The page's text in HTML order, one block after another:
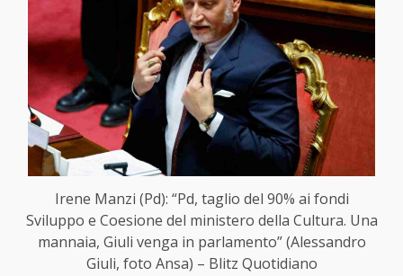
Irene Manzi (Pd): “Pd, taglio del 90% ai fondi
Sviluppo e Coesione del ministero della Cultura. Una
mannaia, Giuli venga in parlamento” (Alessandro
Giuli, foto Ansa) – Blitz Quotidiano